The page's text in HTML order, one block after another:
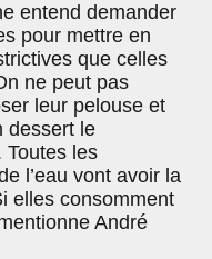
entend demander
pour mettre en
que celles
ne peut pas
leur pelouse et
dessert le
Toutes les
l’eau vont avoir la
elles consomment
André